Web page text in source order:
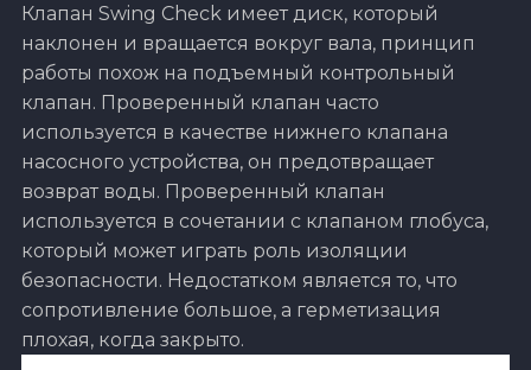
Клапан Swing Check имеет диск, который
наклонен и вращается вокруг вала, принцип
работы похож на подъемный контрольный
клапан. Проверенный клапан часто
используется в качестве нижнего клапана
насосного устройства, он предотвращает
возврат воды. Проверенный клапан
используется в сочетании с клапаном глобуса,
который может играть роль изоляции
безопасности. Недостатком является то, что
сопротивление большое, а герметизация
плохая, когда закрыто.